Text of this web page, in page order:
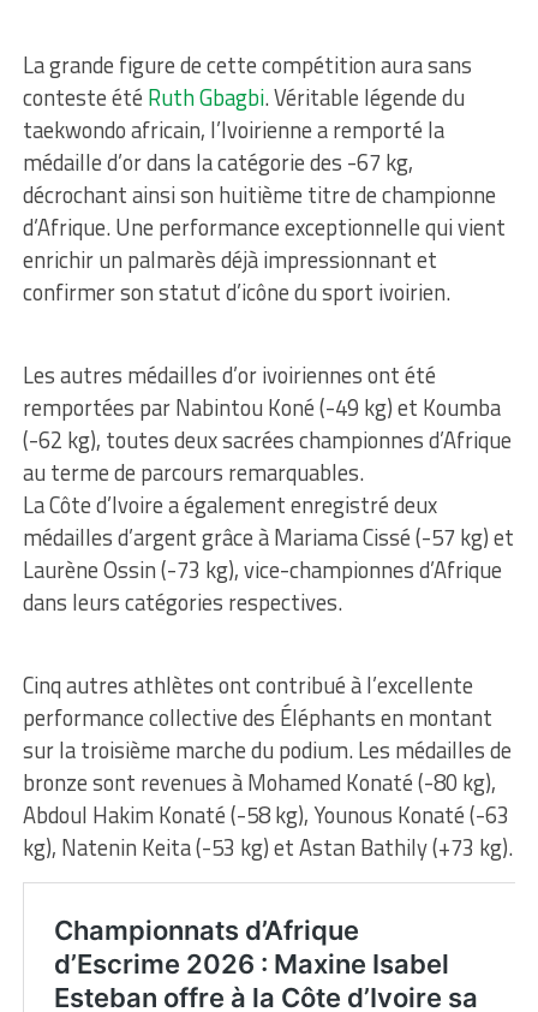
La grande figure de cette compétition aura sans
conteste été Ruth Gbagbi. Véritable légende du
taekwondo africain, l’Ivoirienne a remporté la
médaille d’or dans la catégorie des -67 kg,
décrochant ainsi son huitième titre de championne
d’Afrique. Une performance exceptionnelle qui vient
enrichir un palmarès déjà impressionnant et
confirmer son statut d’icône du sport ivoirien.
Les autres médailles d’or ivoiriennes ont été
remportées par Nabintou Koné (-49 kg) et Koumba
(-62 kg), toutes deux sacrées championnes d’Afrique
au terme de parcours remarquables.
La Côte d’Ivoire a également enregistré deux
médailles d’argent grâce à Mariama Cissé (-57 kg) et
Laurène Ossin (-73 kg), vice-championnes d’Afrique
dans leurs catégories respectives.
Cinq autres athlètes ont contribué à l’excellente
performance collective des Éléphants en montant
sur la troisième marche du podium. Les médailles de
bronze sont revenues à Mohamed Konaté (-80 kg),
Abdoul Hakim Konaté (-58 kg), Younous Konaté (-63
kg), Natenin Keita (-53 kg) et Astan Bathily (+73 kg).